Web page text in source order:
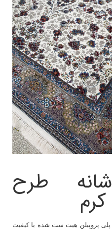
شانه طرح
با تراکم 2550 از نخ پلی پروپیلن هیت ست شده با کیفیت